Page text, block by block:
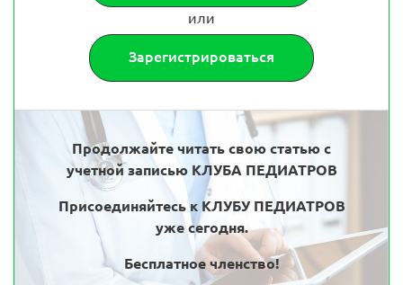
или
Зарегистрироваться
Продолжайте читать свою статью с
учетной записью КЛУБА ПЕДИАТРОВ
Присоединяйтесь к КЛУБУ ПЕДИАТРОВ
уже сегодня.
Бесплатное членство!